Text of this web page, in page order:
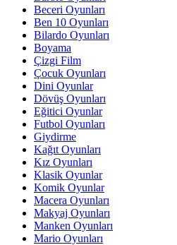
Beceri Oyunları
Ben 10 Oyunları
Bilardo Oyunları
Boyama
Çizgi Film
Çocuk Oyunları
Dini Oyunlar
Dövüş Oyunları
Eğitici Oyunlar
Futbol Oyunları
Giydirme
Kağıt Oyunları
Kız Oyunları
Klasik Oyunlar
Komik Oyunlar
Macera Oyunları
Makyaj Oyunları
Manken Oyunları
Mario Oyunları